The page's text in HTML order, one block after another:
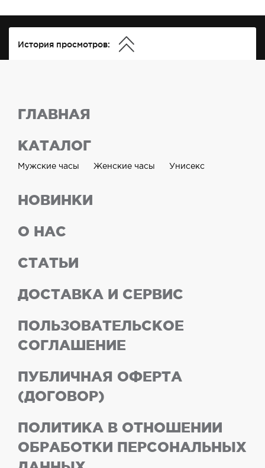
История просмотров:
ГЛАВНАЯ
КАТАЛОГ
Мужские часы Женские часы Унисекс
НОВИНКИ
О НАС
СТАТЬИ
ДОСТАВКА И СЕРВИС
ПОЛЬЗОВАТЕЛЬСКОЕ
СОГЛАШЕНИЕ
ПУБЛИЧНАЯ ОФЕРТА
(ДОГОВОР)
ПОЛИТИКА В ОТНОШЕНИИ
ОБРАБОТКИ ПЕРСОНАЛЬНЫХ